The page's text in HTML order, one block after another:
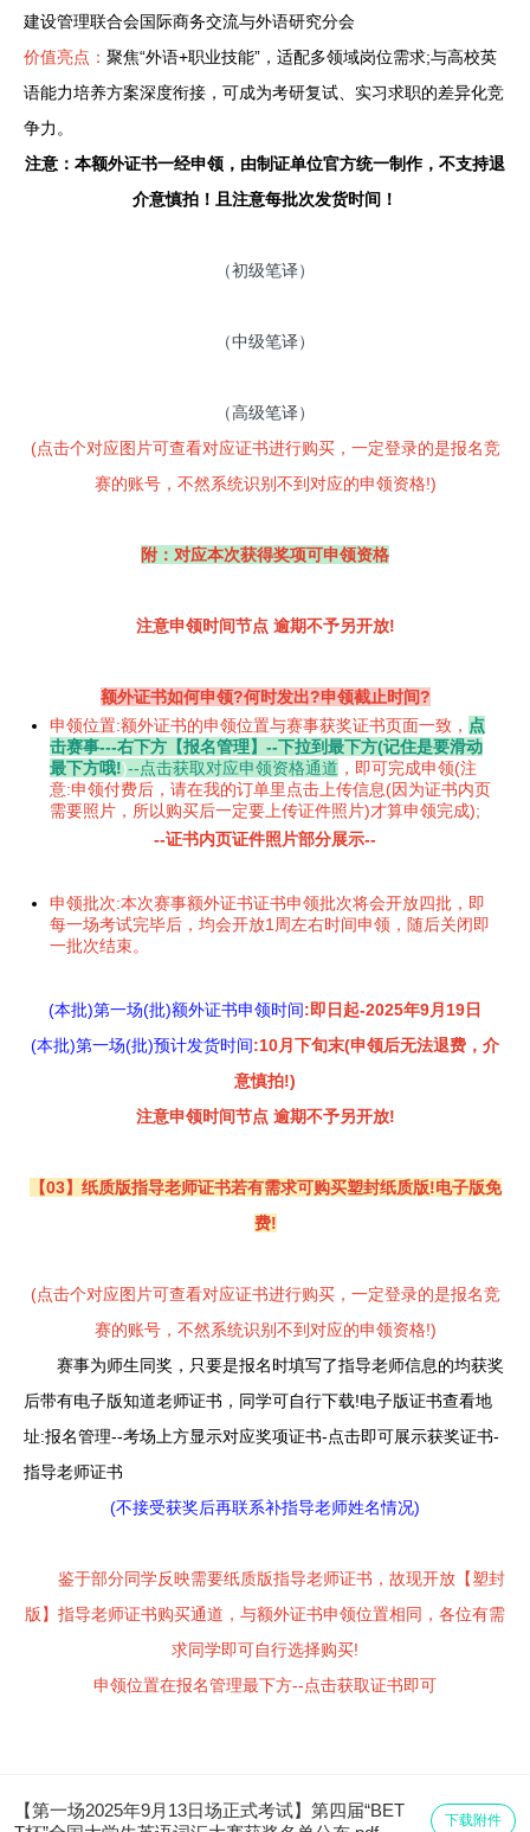
建设管理联合会国际商务交流与外语研究分会
价值亮点 ： 聚焦“外语+职业技能”，适配多领域岗位需求;与高校英
语能力培养方案深度衔接，可成为考研复试、实习求职的差异化竞
争力。
注意：本额外证书一经申领，由制证单位官方统一制作，不支持退
介意慎拍！且注意每批次发货时间！
（初级笔译）
（中级笔译）
（高级笔译）
(点击个对应图片可查看对应证书进行购买，一定登录的是报名竞
赛的账号，不然系统识别不到对应的申领资格!)
附：对应本次获得奖项可申领资格
注意申领时间节点 逾期不予另开放!
额外证书如何申领?何时发出?申领截止时间?
申领位置:额外证书的申领位置与赛事获奖证书页面一致， 点
击赛事---右下方【报名管理】--下拉到最下方(记住是要滑动
最下方哦!)--点击获取对应申领资格通道 ，即可完成申领(注
意:申领付费后，请在我的订单里点击上传信息(因为证书内页
需要照片，所以购买后一定要上传证件照片)才算申领完成);
--证书内页证件照片部分展示--
申领批次:本次赛事额外证书证书申领批次将会开放四批，即
每一场考试完毕后，均会开放1周左右时间申领，随后关闭即
一批次结束。
(本批)第一场(批)额外证书申领时间:即日起-2025年9月19日
(本批)第一场(批)预计发货时间:10月下旬末(申领后无法退费，介
意慎拍!)
注意申领时间节点 逾期不予另开放!
【03】纸质版指导老师证书若有需求可购买塑封纸质版!电子版免
费!
(点击个对应图片可查看对应证书进行购买，一定登录的是报名竞
赛的账号，不然系统识别不到对应的申领资格!)
赛事为师生同奖，只要是报名时填写了指导老师信息的均获奖
后带有电子版知道老师证书，同学可自行下载!电子版证书查看地
址:报名管理--考场上方显示对应奖项证书-点击即可展示获奖证书-
指导老师证书
(不接受获奖后再联系补指导老师姓名情况)
鉴于部分同学反映需要纸质版指导老师证书，故现开放【塑封
版】指导老师证书购买通道，与额外证书申领位置相同，各位有需
求同学即可自行选择购买!
申领位置在报名管理最下方--点击获取证书即可
【第一场2025年9月13日场正式考试】第四届“BET
下载附件